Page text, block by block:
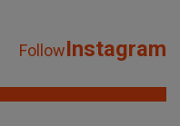
FollowInstagram